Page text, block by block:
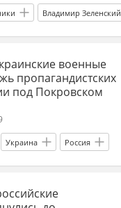
прогнозы СВО
ВСУ на сегодня
Владимир Зеленский
Россия Украина
силы Украинывоенные
пропагандистских
под Покровском
Украина Россия
Украина.ру